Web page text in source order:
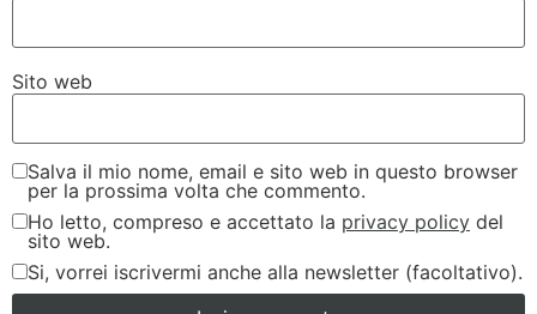
Sito web
Salva il mio nome, email e sito web in questo browser
per la prossima volta che commento.
Ho letto, compreso e accettato la privacy policy del
sito web.
Si, vorrei iscrivermi anche alla newsletter (facoltativo).